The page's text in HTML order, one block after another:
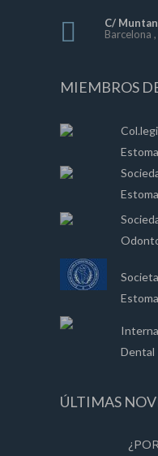
C/
Barcelona
MIEMBROS
Dental
ÚLTIMAS